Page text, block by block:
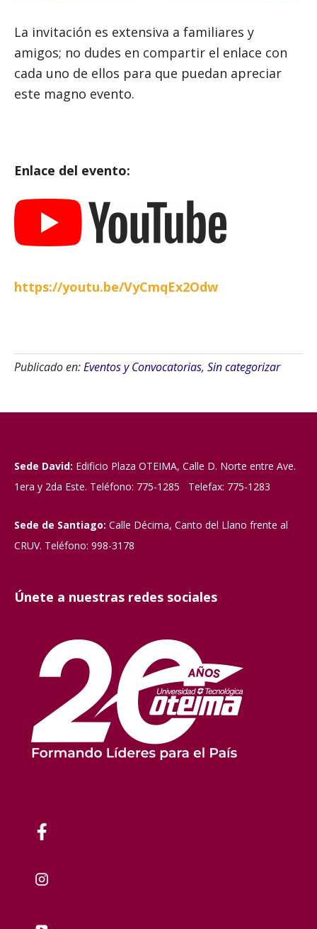
La invitación es extensiva a familiares y
amigos; no dudes en compartir el enlace con
cada uno de ellos para que puedan apreciar
este magno evento.
Enlace del evento:
https://youtu.be/VyCmqEx2Odw
Publicado en:Eventos y Convocatorias, Sin categorizar
Sede David: Edificio Plaza OTEIMA, Calle D. Norte entre Ave.
1era y 2da Este. Teléfono: 775-1285 Telefax: 775-1283
Sede de Santiago: Calle Décima, Canto del Llano frente al
CRUV. Teléfono: 998-3178
Únete a nuestras redes sociales